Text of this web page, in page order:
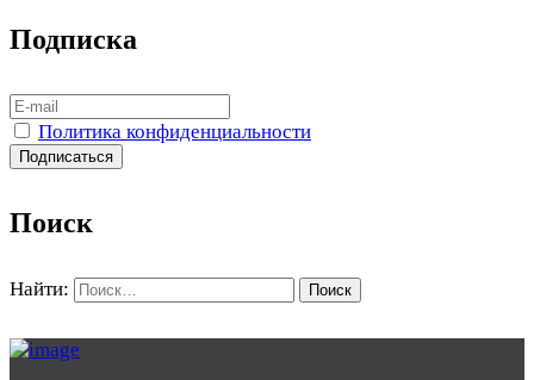
Подписка
Политика конфиденциальности
Поиск
Найти: